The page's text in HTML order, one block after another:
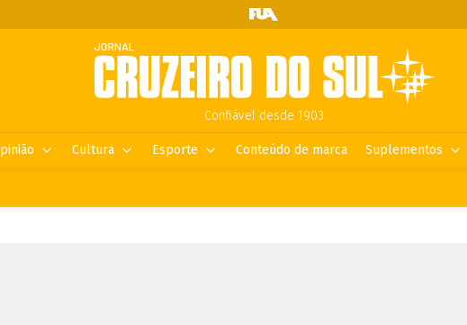
Confiável desde 1903.
Cultura Esporte Conteúdo de marca Suplementos